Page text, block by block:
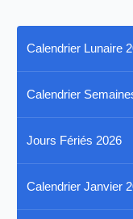
Calendrier Lunaire
Calendrier
Jours Fériés 2026
Calendrier Janvier